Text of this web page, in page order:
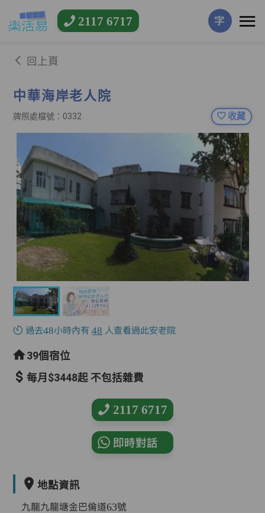
2117 6717 字
回上頁
中華海岸老人院
牌照處檔號：0332 收藏
過去48小時內有48 人查看過此安老院
39個宿位
每月$3448起 不包括雜費
2117 6717
即時對話
地點資訊
九龍九龍塘金巴倫道63號